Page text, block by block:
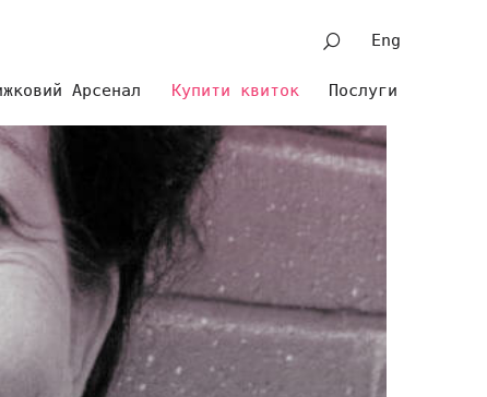
Eng
Арсенал Послуги
Купити квиток